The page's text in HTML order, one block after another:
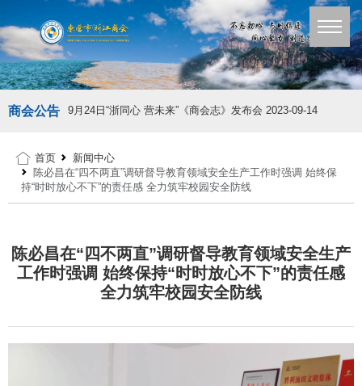
商会公告 9月24日“浙同心 营未来”《商会志》发布会 2023-09-14
首页
新闻中心
陈必昌在“四不两直”调研督导教育领域安全生产工作时强调 始终保
持“时时放心不下”的责任感 全力筑牢校园安全防线
陈必昌在“四不两直”调研督导教育领域安全生产
工作时强调 始终保持“时时放心不下”的责任感
全力筑牢校园安全防线